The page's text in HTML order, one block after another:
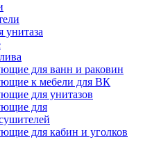
унитаза
для ванн и раковин
к мебели для ВК
для унитазов
для
для кабин и уголков